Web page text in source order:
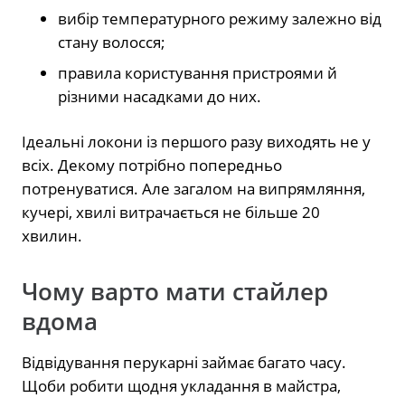
вибір температурного режиму залежно від
стану волосся;
правила користування пристроями й
різними насадками до них.
Ідеальні локони із першого разу виходять не у
всіх. Декому потрібно попередньо
потренуватися. Але загалом на випрямляння,
кучері, хвилі витрачається не більше 20
хвилин.
Чому варто мати стайлер
вдома
Відвідування перукарні займає багато часу.
Щоби робити щодня укладання в майстра,